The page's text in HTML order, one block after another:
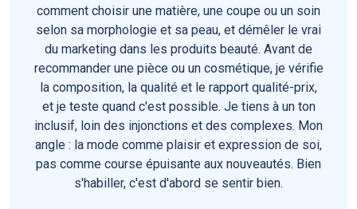
comment choisir une matière, une coupe ou un soin
selon sa morphologie et sa peau, et démêler le vrai
du marketing dans les produits beauté. Avant de
recommander une pièce ou un cosmétique, je vérifie
la composition, la qualité et le rapport qualité-prix,
et je teste quand c'est possible. Je tiens à un ton
inclusif, loin des injonctions et des complexes. Mon
angle : la mode comme plaisir et expression de soi,
pas comme course épuisante aux nouveautés. Bien
s'habiller, c'est d'abord se sentir bien.